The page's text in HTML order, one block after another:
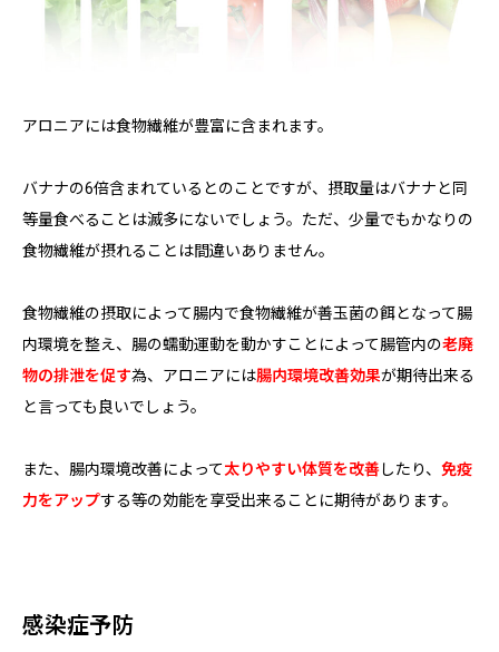
アロニアには食物繊維が豊富に含まれます。
バナナの6倍含まれているとのことですが、摂取量はバナナと同
等量食べることは滅多にないでしょう。ただ、少量でもかなりの
食物繊維が摂れることは間違いありません。
食物繊維の摂取によって腸内で食物繊維が善玉菌の餌となって腸
内環境を整え、腸の蠕動運動を動かすことによって腸管内の老廃
物の排泄を促す為、アロニアには腸内環境改善効果が期待出来る
と言っても良いでしょう。
また、腸内環境改善によって太りやすい体質を改善したり、 免疫
力をアップする等の効能を享受出来ることに期待があります。
感染症予防